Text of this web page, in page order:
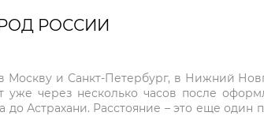
РОССИИ
Москву и Санкт-Петербург, в Нижний
через несколько часов после
Астрахани. Расстояние – это еще один